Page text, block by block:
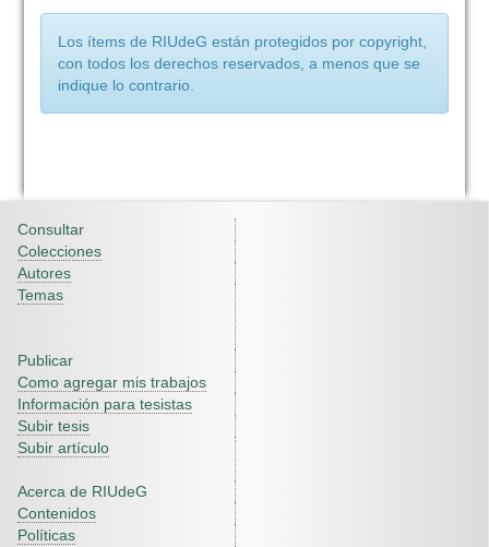
Los ítems de RIUdeG están protegidos por copyright,
con todos los derechos reservados, a menos que se
indique lo contrario.
Consultar
Colecciones
Autores
Temas
Publicar
Como agregar mis trabajos
Información para tesistas
Subir tesis
Subir artículo
Acerca de RIUdeG
Contenidos
Políticas